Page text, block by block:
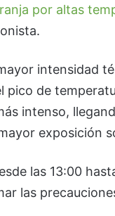
por altas
intensidad
pico de
intenso,
exposición
las 13:00
las